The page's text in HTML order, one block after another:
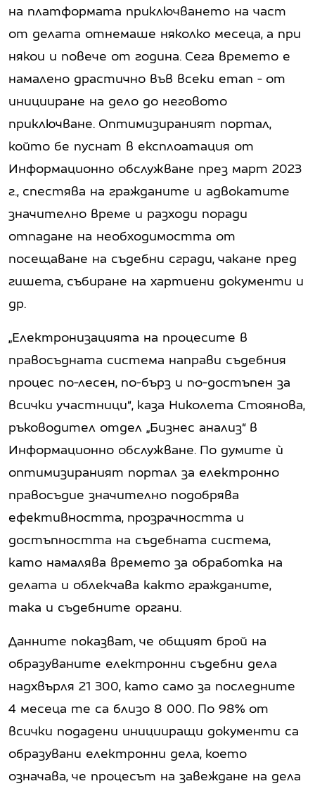
на платформата приключването на част
от делата отнемаше няколко месеца, а при
някои и повече от година. Сега времето е
намалено драстично във всеки етап - от
иницииране на дело до неговото
приключване. Оптимизираният портал,
който бе пуснат в експлоатация от
Информационно обслужване през март 2023
г., спестява на гражданите и адвокатите
значително време и разходи поради
отпадане на необходимостта от
посещаване на съдебни сгради, чакане пред
гишета, събиране на хартиени документи и
др.
„Електронизацията на процесите в
правосъдната система направи съдебния
процес по-лесен, по-бърз и по-достъпен за
всички участници“, каза Николета Стоянова,
ръководител отдел „Бизнес анализ“ в
Информационно обслужване. По думите ѝ
оптимизираният портал за електронно
правосъдие значително подобрява
ефективността, прозрачността и
достъпността на съдебната система,
като намалява времето за обработка на
делата и облекчава както гражданите,
така и съдебните органи.
Данните показват, че общият брой на
образуваните електронни съдебни дела
надхвърля 21 300, като само за последните
4 месеца те са близо 8 000. По 98% от
всички подадени иницииращи документи са
образувани електронни дела, което
означава, че процесът на завеждане на дела